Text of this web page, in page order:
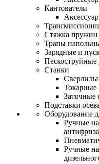
Кантователи
Стяжка пружин
Трапы
Зарядные и
Пескоструйные
Станки
Токарные
Заточные
Подставки
Оборудование
Ручные
антифриза
Ручные